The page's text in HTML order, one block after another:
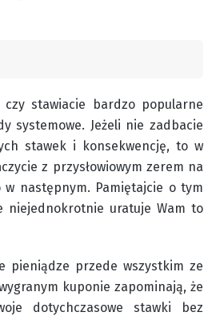
stawiacie bardzo popularne
systemowe. Jeżeli nie zadbacie
stawek i konsekwencję, to w
z przysłowiowym zerem na
następnym. Pamiętajcie o tym
niejednokrotnie uratuje Wam to
pieniądze przede wszystkim ze
kuponie zapominają, że
dotychczasowe stawki bez